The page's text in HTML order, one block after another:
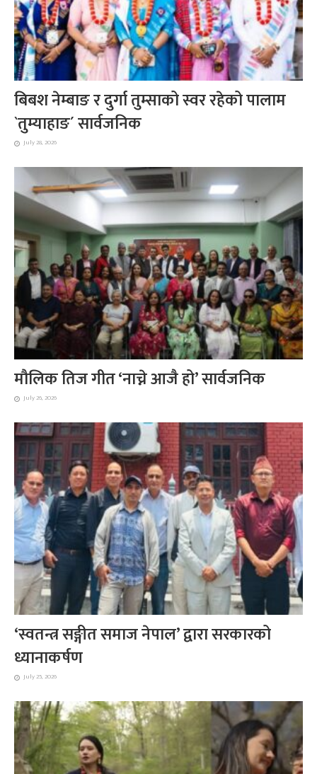
बिबश नेम्बाङ र दुर्गा तुम्साको स्वर रहेको पालाम
`तुम्याहाङ´ सार्वजनिक
July 28, 2026
मौलिक तिज गीत ‘नाच्ने आजै हो’ सार्वजनिक
July 26, 2026
‘स्वतन्त्र सङ्गीत समाज नेपाल’ द्वारा सरकारको
ध्यानाकर्षण
July 25, 2026